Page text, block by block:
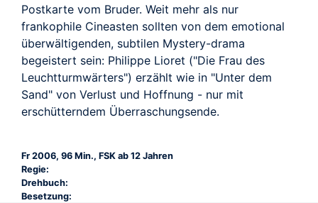
Postkarte vom Bruder. Weit mehr als nur
frankophile Cineasten sollten von dem emotional
überwältigenden, subtilen Mystery-drama
begeistert sein: Philippe Lioret ("Die Frau des
Leuchtturmwärters") erzählt wie in "Unter dem
Sand" von Verlust und Hoffnung - nur mit
erschütterndem Überraschungsende.
Fr 2006, 96 Min., FSK ab 12 Jahren
Regie:
Drehbuch:
Besetzung: